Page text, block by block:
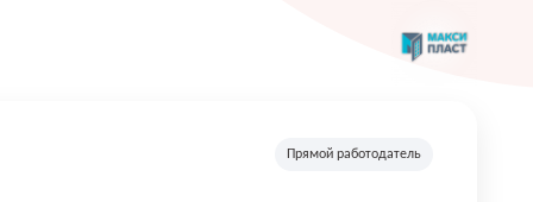
Прямой работодатель